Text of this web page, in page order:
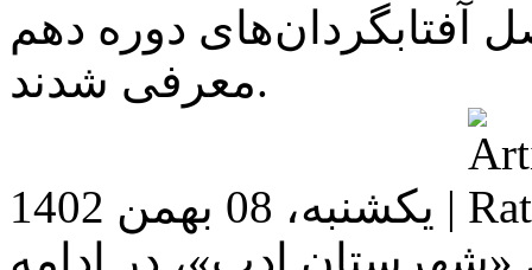
دوره دهم
معرفی شدند.
یکشنبه، 08 بهمن 1402 |
ادب»، در ادامه